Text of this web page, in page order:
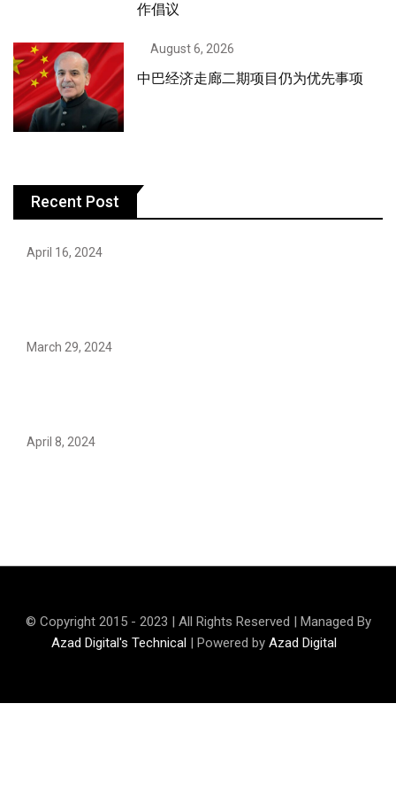
作倡议
August 6, 2026
中巴经济走廊二期项目仍为优先事项
Recent Post
April 16, 2024
March 29, 2024
April 8, 2024
© Copyright 2015 - 2023 | All Rights Reserved | Managed By
Azad Digital's Technical | Powered by Azad Digital